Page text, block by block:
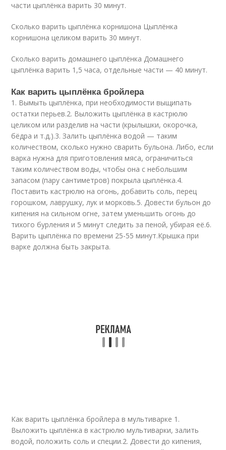
части цыплёнка варить 30 минут.
Сколько варить цыплёнка корнишона Цыплёнка
корнишона целиком варить 30 минут.
Сколько варить домашнего цыплёнка Домашнего
цыплёнка варить 1,5 часа, отдельные части — 40 минут.
Как варить цыплёнка бройлера
1. Вымыть цыплёнка, при необходимости выщипать
остатки перьев.2. Выложить цыплёнка в кастрюлю
целиком или разделив на части (крылышки, окорочка,
бёдра и т.д.).3. Залить цыплёнка водой — таким
количеством, сколько нужно сварить бульона. Либо, если
варка нужна для приготовления мяса, ограничиться
таким количеством воды, чтобы она с небольшим
запасом (пару сантиметров) покрыла цыплёнка.4.
Поставить кастрюлю на огонь, добавить соль, перец
горошком, лаврушку, лук и морковь.5. Довести бульон до
кипения на сильном огне, затем уменьшить огонь до
тихого бурления и 5 минут следить за пеной, убирая её.6.
Варить цыплёнка по времени 25-55 минут.Крышка при
варке должна быть закрыта.
Как варить цыплёнка бройлера в мультиварке 1.
Выложить цыплёнка в кастрюлю мультиварки, залить
водой, положить соль и специи.2. Довести до кипения,